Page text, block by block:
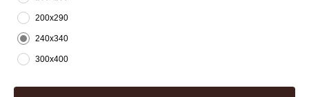
200х290
240х340
300х400